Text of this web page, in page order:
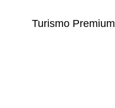
Turismo Premium